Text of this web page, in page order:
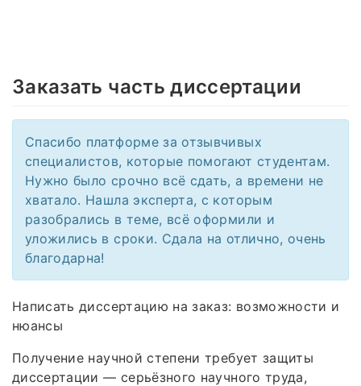
Заказать часть диссертации
Спасибо платформе за отзывчивых
специалистов, которые помогают студентам.
Нужно было срочно всё сдать, а времени не
хватало. Нашла эксперта, с которым
разобрались в теме, всё оформили и
уложились в сроки. Сдала на отлично, очень
благодарна!
Написать диссертацию на заказ: возможности и
нюансы
Получение научной степени требует защиты
диссертации — серьёзного научного труда,